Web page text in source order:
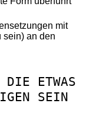
mit
sein) an den
DIE
ETWAS
SEIN